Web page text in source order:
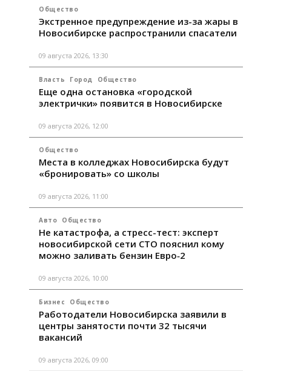
Общество
Экстренное предупреждение из-за жары в
Новосибирске распространили спасатели
09 августа 2026, 13:30
Власть Город Общество
Еще одна остановка «городской
электрички» появится в Новосибирске
09 августа 2026, 12:00
Общество
Места в колледжах Новосибирска будут
«бронировать» со школы
09 августа 2026, 11:00
Авто Общество
Не катастрофа, а стресс-тест: эксперт
новосибирской сети СТО пояснил кому
можно заливать бензин Евро‑2
09 августа 2026, 10:00
Бизнес Общество
Работодатели Новосибирска заявили в
центры занятости почти 32 тысячи
вакансий
09 августа 2026, 09:00